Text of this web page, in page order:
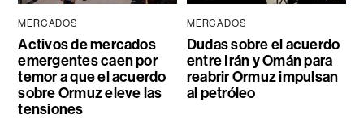
MERCADOS
Activos de mercados
emergentes caen por
temor a que el acuerdo
sobre Ormuz eleve las
tensiones
MERCADOS
Dudas sobre el acuerdo
entre Irán y Omán para
reabrir Ormuz impulsan
al petróleo